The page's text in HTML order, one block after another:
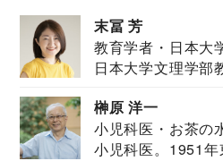
末冨 芳
教育学者・日本大
日本大学文理学部
榊原 洋一
小児科医・お茶の
小児科医。1951